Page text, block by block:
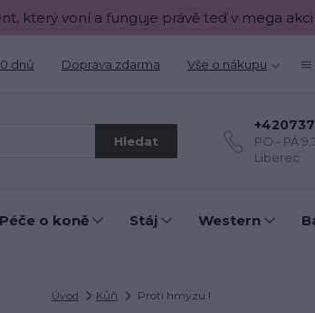
který voní a funguje právě teď v mega akci
dnů Doprava zdarma Vše o nákupu
Hledat
PO - PÁ
Liberec
Péče o koně Stáj Western
Úvod Kůň Proti hmyzu !